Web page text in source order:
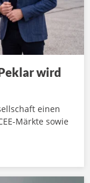
wird
einen
Märkte sowie